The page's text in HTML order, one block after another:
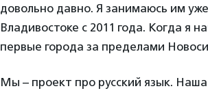
довольно давно. Я занимаюсь им
Владивостоке с 2011 года. Когда я
первые города за пределами
Мы – проект про русский язык.